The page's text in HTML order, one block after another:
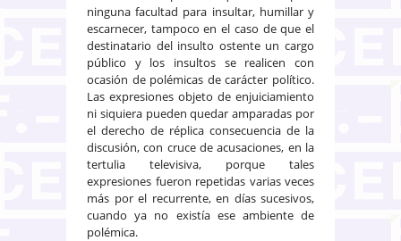
ninguna facultad para insultar, humillar y
escarnecer, tampoco en el caso de que el
destinatario del insulto ostente un cargo
público y los insultos se realicen con
ocasión de polémicas de carácter político.
Las expresiones objeto de enjuiciamiento
ni siquiera pueden quedar amparadas por
el derecho de réplica consecuencia de la
discusión, con cruce de acusaciones, en la
tertulia televisiva, porque tales
expresiones fueron repetidas varias veces
más por el recurrente, en días sucesivos,
cuando ya no existía ese ambiente de
polémica.